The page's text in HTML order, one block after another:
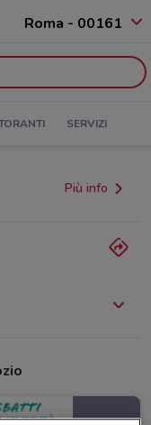
Roma - 00161
SERVIZI
Più info